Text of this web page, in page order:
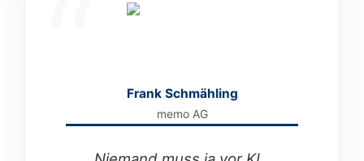
Frank Schmähling
memo AG